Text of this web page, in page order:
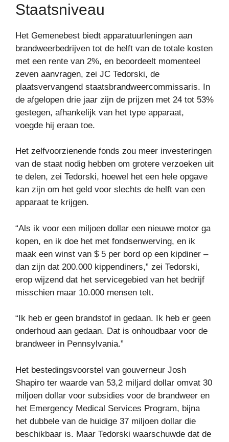
Staatsniveau
Het Gemenebest biedt apparatuurleningen aan
brandweerbedrijven tot de helft van de totale kosten
met een rente van 2%, en beoordeelt momenteel
zeven aanvragen, zei JC Tedorski, de
plaatsvervangend staatsbrandweercommissaris. In
de afgelopen drie jaar zijn de prijzen met 24 tot 53%
gestegen, afhankelijk van het type apparaat,
voegde hij eraan toe.
Het zelfvoorzienende fonds zou meer investeringen
van de staat nodig hebben om grotere verzoeken uit
te delen, zei Tedorski, hoewel het een hele opgave
kan zijn om het geld voor slechts de helft van een
apparaat te krijgen.
“Als ik voor een miljoen dollar een nieuwe motor ga
kopen, en ik doe het met fondsenwerving, en ik
maak een winst van $ 5 per bord op een kipdiner –
dan zijn dat 200.000 kippendiners,” zei Tedorski,
erop wijzend dat het servicegebied van het bedrijf
misschien maar 10.000 mensen telt.
“Ik heb er geen brandstof in gedaan. Ik heb er geen
onderhoud aan gedaan. Dat is onhoudbaar voor de
brandweer in Pennsylvania.”
Het bestedingsvoorstel van gouverneur Josh
Shapiro ter waarde van 53,2 miljard dollar omvat 30
miljoen dollar voor subsidies voor de brandweer en
het Emergency Medical Services Program, bijna
het dubbele van de huidige 37 miljoen dollar die
beschikbaar is. Maar Tedorski waarschuwde dat de